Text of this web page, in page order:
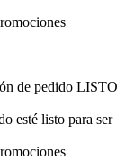
de pedido LISTO
esté listo para ser